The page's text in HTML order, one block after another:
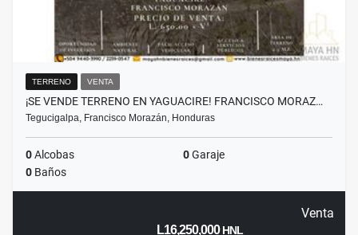
TERRENO VENTA
¡SE VENDE TERRENO EN YAGUACIRE! FRANCISCO MORAZ…
Tegucigalpa, Francisco Morazán, Honduras
0Alcobas 0Garaje
0 Baños
Venta
L16,250,000HNL